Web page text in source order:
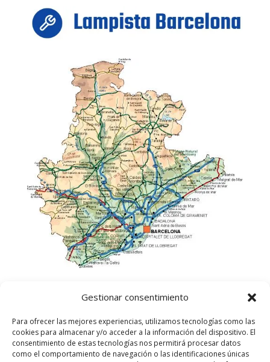
Gestionar consentimiento
Para ofrecer las mejores experiencias, utilizamos tecnologías como las
cookies para almacenar y/o acceder a la información del dispositivo. El
consentimiento de estas tecnologías nos permitirá procesar datos
como el comportamiento de navegación o las identificaciones únicas